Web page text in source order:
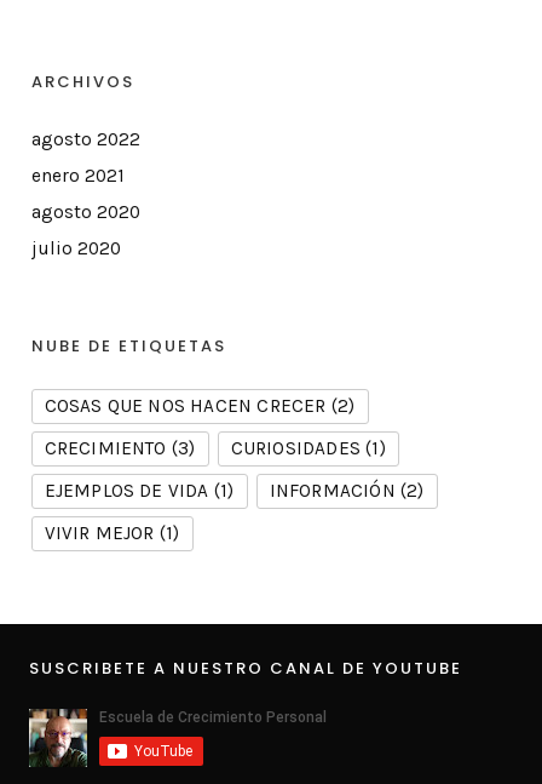
ARCHIVOS
agosto 2022
enero 2021
agosto 2020
julio 2020
NUBE DE ETIQUETAS
COSAS QUE NOS HACEN CRECER (2)
CRECIMIENTO (3) CURIOSIDADES (1)
EJEMPLOS DE VIDA (1) INFORMACIÓN (2)
VIVIR MEJOR (1)
SUSCRIBETE A NUESTRO CANAL DE YOUTUBE